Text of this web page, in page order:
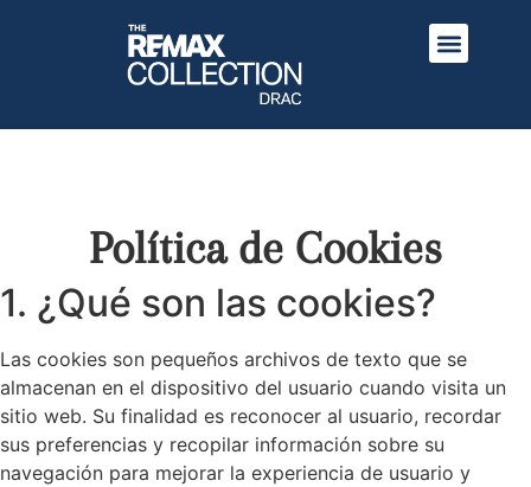
Política de Cookies
1. ¿Qué son las cookies?
Las cookies son pequeños archivos de texto que se
almacenan en el dispositivo del usuario cuando visita un
sitio web. Su finalidad es reconocer al usuario, recordar
sus preferencias y recopilar información sobre su
navegación para mejorar la experiencia de usuario y